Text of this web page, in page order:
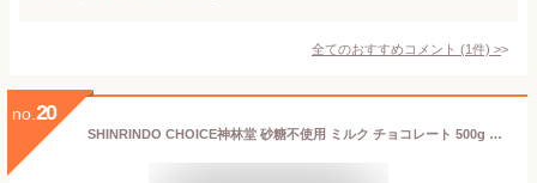
全てのおすすめコメント (1件) >
no. 20
SHINRINDO CHOICE神林堂 砂糖不使用 ミルク チョコレート 500g ノンシュガー 低カロリー 還元麦芽糖